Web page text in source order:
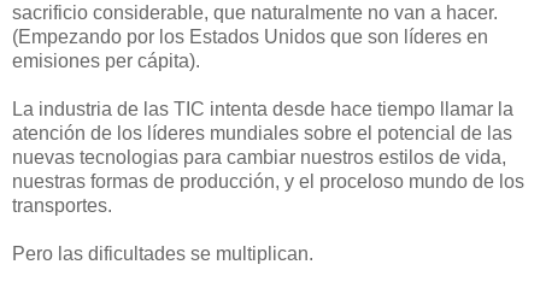
sacrificio considerable, que naturalmente no van a hacer.
(Empezando por los Estados Unidos que son líderes en
emisiones per cápita).
La industria de las TIC intenta desde hace tiempo llamar la
atención de los líderes mundiales sobre el potencial de las
nuevas tecnologias para cambiar nuestros estilos de vida,
nuestras formas de producción, y el proceloso mundo de los
transportes.
Pero las dificultades se multiplican.